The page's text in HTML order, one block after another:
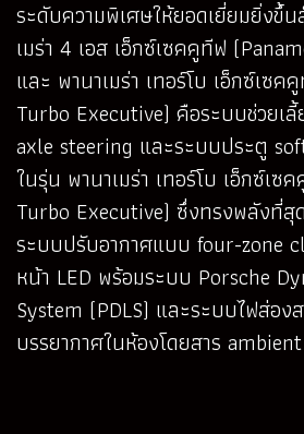
ระดับความพิเศษให้ยอดเยี่ยมยิ่งขึ้น
เมร่า 4 เอส เอ็กซ์เซคคูทีฟ
และ พานาเมร่า เทอร์โบ เอ็กซ์เซค
Turbo Executive) คือระบบช่วยเ
axle steering และระบบประตู
ในรุ่น พานาเมร่า เทอร์โบ เอ็กซ์เซ
Turbo Executive) ซึ่งทรงพลังที่สุ
ระบบปรับอากาศแบบ four-zone
หน้า LED พร้อมระบบ Porsche
System (PDLS) และระบบไฟส่อง
บรรยากาศในห้องโดยสาร